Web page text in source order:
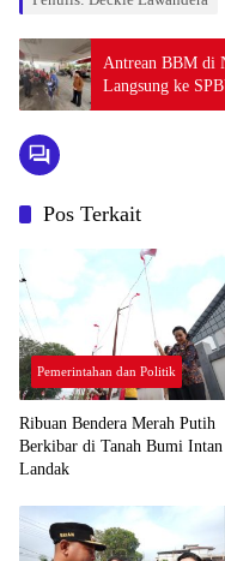
Antrean BBM di
Langsung ke
Pos Terkait
Pemerintahan dan Politik
Ribuan Bendera Merah Putih
Berkibar di Tanah Bumi Intan
Landak